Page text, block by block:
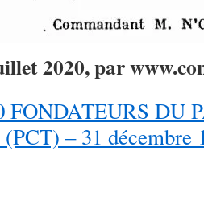
2020, par
FONDATEURS DU
– 31 décembre